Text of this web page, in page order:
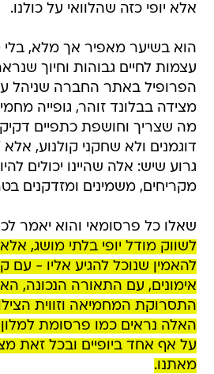
אלא יופי כזה שהלוואי על כולנו.
הוא בשיער מאפיר אך מלא, בלי
עצמות לחיים גבוהות וחיוך
הפרופיל באתר החברה שניהל עד
מצידה בבלונד זוהר, גופייה
מה שצריך וחושפת כתפיים
דוגמנים ולא שחקני קולנוע, אלא
גרוע שיש: אלה שהיינו יכולים
מקריחים, משמינים ומזדקנים
שאלו כל פרסומאי והוא יאמר
לשווק מודל יופי בלתי מושג,
להאמין שנוכל להגיע אליו -
אימונים, עם התאורה הנכונה,
התסרוקת המחמיאה וזווית
האלה נראים כמו פרסומת
מאתנו.